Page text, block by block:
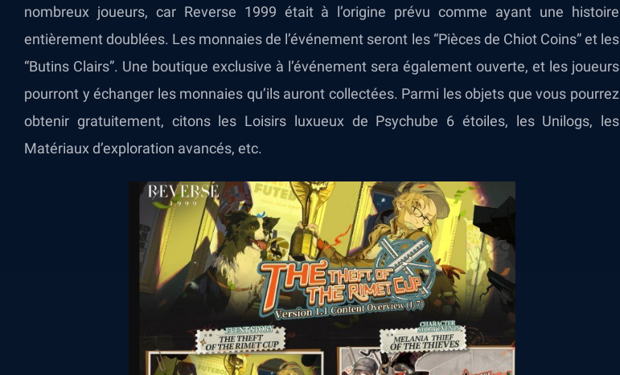
nombreux joueurs, car Reverse 1999 était à l’origine prévu comme ayant une histoire
entièrement doublées. Les monnaies de l’événement seront les “Pièces de Chiot Coins” et les
“Butins Clairs”. Une boutique exclusive à l’événement sera également ouverte, et les joueurs
pourront y échanger les monnaies qu’ils auront collectées. Parmi les objets que vous pourrez
obtenir gratuitement, citons les Loisirs luxueux de Psychube 6 étoiles, les Unilogs, les
Matériaux d’exploration avancés, etc.